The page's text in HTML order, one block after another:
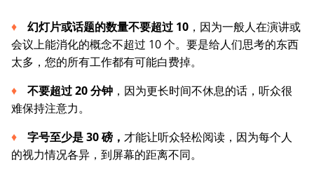
幻灯片或话题的数量不要超过 10 ，因为一般人在演讲或
会议上能消化的概念不超过 10 个。要是给人们思考的东西
太多，您的所有工作都有可能白费掉。
不要超过20分钟 ，因为更长时间不休息的话，听众很
难保持注意力。
字号至少是30磅 ， 才能让听众轻松阅读，因为每个人
的视力情况各异，到屏幕的距离不同。